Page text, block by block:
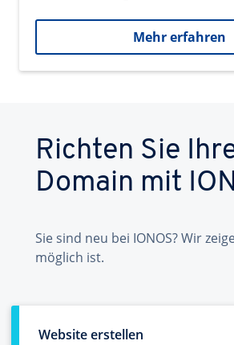
Mehr erfahren
Richten Sie
Domain mit
Sie sind neu bei IONOS? Wir
möglich ist.
Website erstellen